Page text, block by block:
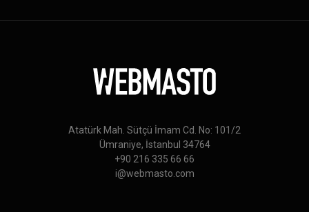
Atatürk Mah. Sütçü İmam Cd. No: 101/2
Ümraniye, İstanbul 34764
+90 216 335 66 66
i@webmasto.com